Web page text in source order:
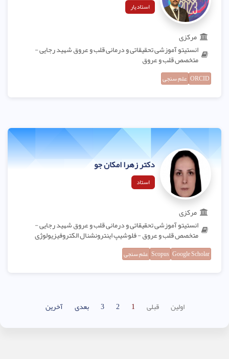
استادیار
مرکزی
انستیتو آموزشی تحقیقاتی و درمانی قلب و عروق شهید رجایی -
متخصص قلب و عروق
ORCID علم سنجی
دکتر زهرا امکان جو
استاد
مرکزی
انستیتو آموزشی تحقیقاتی و درمانی قلب و عروق شهید رجایی -
متخصص قلب و عروق - فلوشیپ اینترونشنال الکتروفیزیولوژی
Google Scholar
Scopus علم سنجی
اولین قبلی 1
2
3 بعدی آخرین